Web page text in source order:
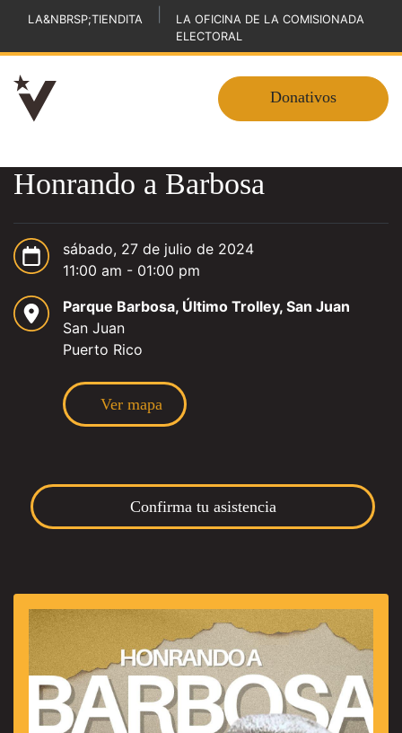
LA&NBRSP;TIENDITA
LA OFICINA DE LA COMISIONADA
ELECTORAL
Donativos
Honrando a Barbosa
sábado, 27 de julio de 2024
11:00 am - 01:00 pm
Parque Barbosa, Último Trolley, San Juan
San Juan
Puerto Rico
Ver mapa
Confirma tu asistencia